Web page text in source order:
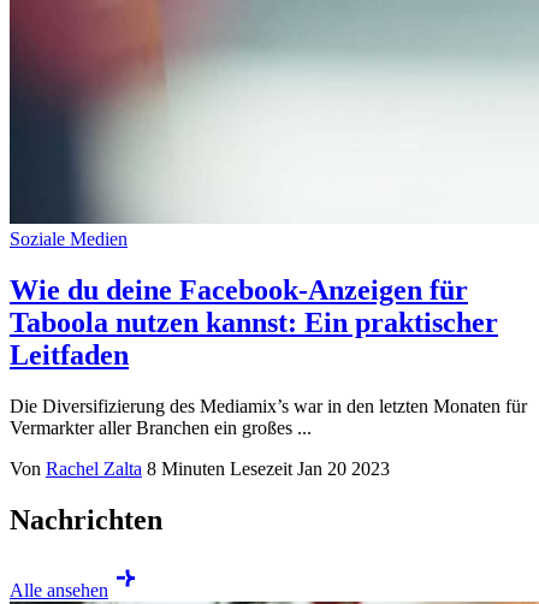
Soziale Medien
Wie du deine Facebook-Anzeigen für
Taboola nutzen kannst: Ein praktischer
Leitfaden
Die Diversifizierung des Mediamix’s war in den letzten Monaten für
Vermarkter aller Branchen ein großes ...
Von Rachel Zalta 8 Minuten Lesezeit Jan 20 2023
Nachrichten
Alle ansehen